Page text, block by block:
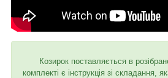
Козирок поставляється в
комплекті є інструкція зі складання,